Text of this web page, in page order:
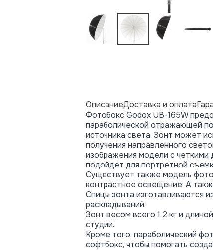
ОписаниеДоставка и оплата
Фотобокс Godox UB-165W
параболической отражающей
источника света. Зонт может
получения направленного
изображения модели с четкими
подойдет для портретной
Существует также модель
контрастное освещение. А
Спицы зонта изготавливаются
раскладываний.
Зонт весом всего 1.2 кг и
студии.
Кроме того, параболический
софтбокс, чтобы помогать